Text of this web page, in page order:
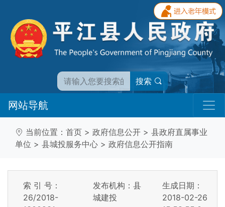
搜索
网站导航
当前位置： 首页 > 政府信息公开 > 县政府直属事业
单位 > 县城投服务中心 > 政府信息公开指南
索 引 号：
26/2018-
发布机构：县
城建投
生成日期：
2018-02-26